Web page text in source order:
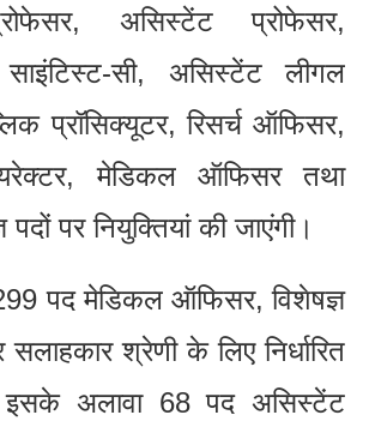
असिस्टेंट प्रोफेसर,
साइंटिस्ट-सी, असिस्टेंट लीगल
प्रॉसिक्यूटर, रिसर्च ऑफिसर,
मेडिकल ऑफिसर तथा
पदों पर नियुक्तियां की जाएंगी।
पद मेडिकल ऑफिसर, विशेषज्ञ
श्रेणी के लिए निर्धारित
अलावा 68 पद असिस्टेंट